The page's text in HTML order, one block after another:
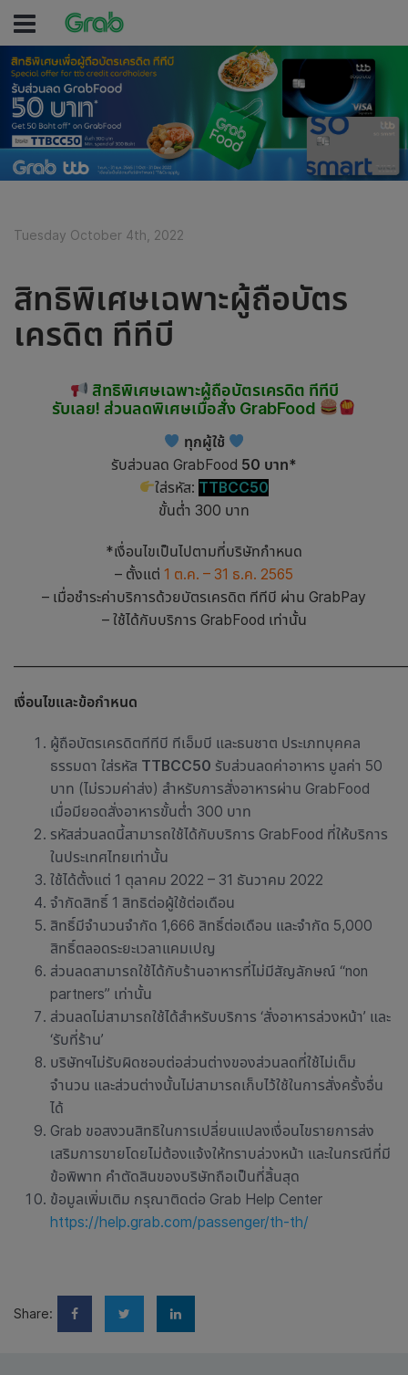
Tuesday October 4th, 2022
สิทธิพิเศษเฉพาะผู้ถือบัตร
เครดิต ทีทีบี
สิทธิพิเศษเฉพาะผู้ถือบัตรเครดิต ทีทีบี
รับเลย! ส่วนลดพิเศษเมื่อสั่ง GrabFood
ทุกผู้ใช้
รับส่วนลด GrabFood 50 บาท*
ใส่รหัส: TTBCC50
ขั้นต่ำ 300 บาท
*เงื่อนไขเป็นไปตามที่บริษัทกำหนด
– ตั้งแต่ 1 ต.ค. – 31 ธ.ค. 2565
– เมื่อชำระค่าบริการด้วยบัตรเครดิต ทีทีบี ผ่าน GrabPay
– ใช้ได้กับบริการ GrabFood เท่านั้น
เงื่อนไขและข้อกำหนด
ผู้ถือบัตรเครดิตทีทีบี ทีเอ็มบี และธนชาต ประเภทบุคคล
ธรรมดา ใส่รหัส TTBCC50 รับส่วนลดค่าอาหาร มูลค่า 50
บาท (ไม่รวมค่าส่ง) สำหรับการสั่งอาหารผ่าน GrabFood
เมื่อมียอดสั่งอาหารขั้นต่ำ 300 บาท
รหัสส่วนลดนี้สามารถใช้ได้กับบริการ GrabFood ที่ให้บริการ
ในประเทศไทยเท่านั้น
ใช้ได้ตั้งแต่ 1 ตุลาคม 2022 – 31 ธันวาคม 2022
จำกัดสิทธิ์ 1 สิทธิต่อผู้ใช้ต่อเดือน
สิทธิ์มีจำนวนจำกัด 1,666 สิทธิ์ต่อเดือน และจำกัด 5,000
สิทธิ์ตลอดระยะเวลาแคมเปญ
ส่วนลดสามารถใช้ได้กับร้านอาหารที่ไม่มีสัญลักษณ์ “non
partners” เท่านั้น
ส่วนลดไม่สามารถใช้ได้สำหรับบริการ ‘สั่งอาหารล่วงหน้า’ และ
‘รับที่ร้าน’
บริษัทฯไม่รับผิดชอบต่อส่วนต่างของส่วนลดที่ใช้ไม่เต็ม
จำนวน และส่วนต่างนั้นไม่สามารถเก็บไว้ใช้ในการสั่งครั้งอื่น
ได้
Grab ขอสงวนสิทธิในการเปลี่ยนแปลงเงื่อนไขรายการส่ง
เสริมการขายโดยไม่ต้องแจ้งให้ทราบล่วงหน้า และในกรณีที่มี
ข้อพิพาท คำตัดสินของบริษัทถือเป็นที่สิ้นสุด
ข้อมูลเพิ่มเติม กรุณาติดต่อ Grab Help Center
https://help.grab.com/passenger/th-th/
Share: